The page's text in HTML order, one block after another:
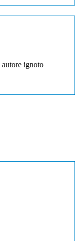
autore ignoto